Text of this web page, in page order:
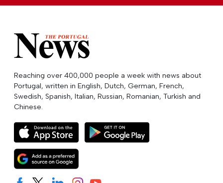
Reaching over 400,000 people a week with news about
Portugal, written in English, Dutch, German, French,
Swedish, Spanish, Italian, Russian, Romanian, Turkish and
Chinese.